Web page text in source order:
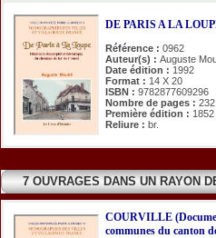
DE PARIS A LA
Référence : 0962
Auteur(s) : Auguste
Date édition : 1992
Format : 14 X 20
ISBN : 9782877609296
Nombre de pages : 232
Première édition : 1852
Reliure : br.
7 OUVRAGES DANS UN RAYON
COURVILLE
communes du canton